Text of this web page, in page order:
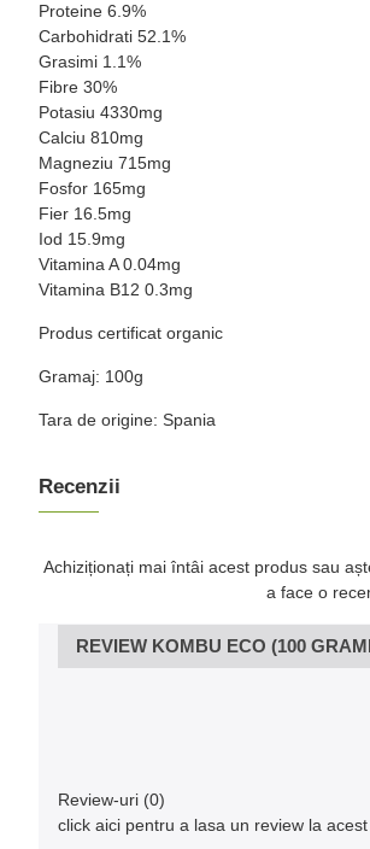
Proteine 6.9%
Carbohidrati 52.1%
Grasimi 1.1%
Fibre 30%
Potasiu 4330mg
Calciu 810mg
Magneziu 715mg
Fosfor 165mg
Fier 16.5mg
Iod 15.9mg
Vitamina A 0.04mg
Vitamina B12 0.3mg
Produs certificat organic
Gramaj: 100g
Tara de origine: Spania
Recenzii
Achiziționați mai întâi acest produs sau
a face o
REVIEW KOMBU ECO (100
Review-uri (0)
click aici pentru a lasa un review la acest